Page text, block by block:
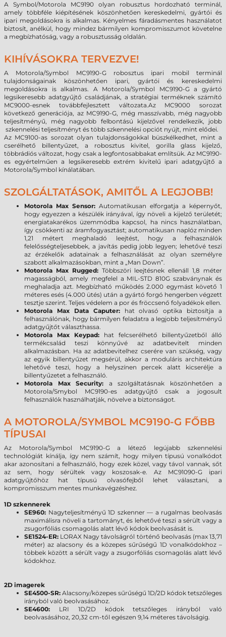
A Symbol/Motorola MC9190 olyan robusztus hordozható terminál,
amely többféle kiépítésének köszönhetően kereskedelmi, gyártói és
ipari megoldásokra is alkalmas. Kényelmes fáradásmentes használatot
biztosít, anélkül, hogy mindez bármilyen kompromisszumot követelne
a megbízhatóság, vagy a robusztusság oldalán.
KIHÍVÁSOKRA TERVEZVE!
A Motorola/Symbol MC9190-G robosztus ipari mobil terminál
tulajdonságainak köszönhetően ipari, gyártói és kereskedelmi
megoldásokra is alkalmas. A Motorola/Symbol MC9190-G a gyártó
legsikeresebb adatgyűjtő családjának, a stratégiai terméknek számító
MC9000-esnek továbbfejlesztett változata.Az MC9000 sorozat
következő generációja, az MC9190-G, még masszívabb, még nagyobb
teljesítményű, még nagyobb felbontású kijelzővel rendelkezik, jobb
szkennelési teljesítményt és több szkennelési opciót nyújt, mint elődei.
Az MC9100-as sorozat olyan tulajdonságokkal büszkélkedhet, mint a
cserélhető billentyűzet, a robosztus kivitel, gorilla glass kijelző,
többrádiós változat, hogy csak a legfontosabbakat említsük. Az MC9190-
es egyértelműen a legsikeresebb extrém kivitelű ipari adatgyűjtő a
Motorola/Symbol kínálatában.
SZOLGÁLTATÁSOK, AMITŐL A LEGJOBB!
Motorola Max Sensor: Automatikusan elforgatja a képernyőt,
hogy egyezzen a készülék irányával, így növeli a kijelző területét;
energiatakarékos üzemmódba kapcsol, ha nincs használatban,
így csökkenti az áramfogyasztást; automatikusan naplóz minden
1,21 métert meghaladó leejtést, hogy a felhasználók
felelősségteljesebbek, a javítás pedig jobb legyen; lehetővé teszi
az érzékelők adatainak a felhasználását az olyan személyre
szabott alkalmazásokban, mint a „Man Down”.
Motorola Max Rugged:Többszöri leejtésnek ellenáll 1,8 méter
magasságból, amely megfelel a MIL-STD 810G szabványnak és
meghaladja azt. Megbízható működés 2.000 egymást követő 1
méteres esés (4.000 ütés) után a gyártó forgó hengerben végzett
tesztje szerint. Teljes védelem a por és fröccsenő folyadékok ellen.
Motorola Max Data Caputer:hat olvasó optika biztosítja a
felhasználónak, hogy bármilyen feladatra a legjobb teljesítményű
adatgyűjtőt választhassa.
Motorola Max Keypad: hat felcserélhető billentyűzetből álló
termékcsalád teszi könnyűvé az adatbevitelt minden
alkalmazásban. Ha az adatbevitelhez cserére van szükség, vagy
az egyik billentyűzet megsérül, akkor a moduláris architektúra
lehetővé teszi, hogy a helyszínen percek alatt kicserélje a
billentyűzetet a felhasználó.
Motorola Max Security: a szolgáltatásnak köszönhetően a
Motorola/Smybol MC9190-es adatgyűjtő csak a jogosult
felhasználók használhatják, növelve a biztonságot.
A MOTOROLA/SYMBOL MC9190-G FŐBB
TÍPUSAI
Az Motorola/Symbol MC9190-G a létező legújabb szkennelési
technológiát kínálja, így nem számít, hogy milyen típusú vonalkódot
akar azonosítani a felhasználó, hogy ezek közel, vagy távol vannak, sőt
az sem, hogy sérültek vagy koszosak-e. Az MC91090-G ipari
adatgyűjtőhöz hat típusú olvasófejből lehet választani, a
kompromisszum mentes munkavégzéshez.
1D szkennerek
SE960: Nagyteljesítményű 1D szkenner — a rugalmas beolvasás
maximálisra növeli a tartományt, és lehetővé teszi a sérült vagy a
zsugorfóliás csomagolás alatt lévő kódok beolvasását is.
SE1524-ER: LORAX Nagy távolságról történő beolvasás (max 13,71
méter) az alacsony és a közepes sűrűségű 1D vonalkódokhoz –
többek között a sérült vagy a zsugorfóliás csomagolás alatt lévő
kódokhoz.
2D imagerek
SE4500-SR: Alacsony/közepes sűrűségű 1D/2D kódok tetszőleges
irányból való beolvasásához.
SE4600: LRI 1D/2D kódok tetszőleges irányból való
beolvasásához, 20,32 cm-től egészen 9,14 méteres távolságig.